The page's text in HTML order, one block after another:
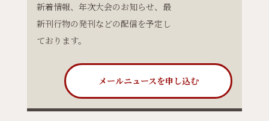
新着情報、年次大会のお知らせ、最
新刊行物の発刊などの配信を予定し
ております。
メールニュースを申し込む